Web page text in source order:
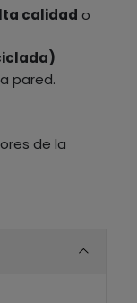
calidad o
pared.
de la